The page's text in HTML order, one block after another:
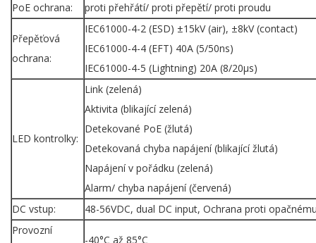
PoE ochrana:
proti přehřátí/ proti přepětí/ proti proudu
Přepěťová
ochrana:
IEC61000-4-2 (ESD) ±15kV (air), ±8kV (contact)
IEC61000-4-4 (EFT) 40A (5/50ns)
IEC61000-4-5 (Lightning) 20A (8/20µs)
LED kontrolky:
Link (zelená)
Aktivita (blikající zelená)
Detekované PoE (žlutá)
Detekovaná chyba napájení (blikající žlutá)
Napájení v pořádku (zelená)
Alarm/ chyba napájení (červená)
DC vstup:
48-56VDC, dual DC input, Ochrana proti
Provozní
-40°C až 85°C